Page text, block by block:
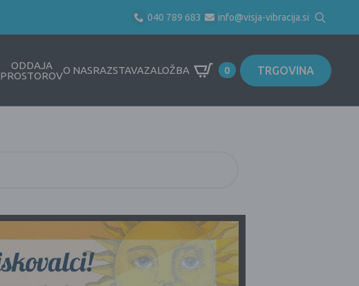
040 789 683 info@visja-vibracija.si
Search
for:
ODDAJA
PROSTOROVO NASRAZSTAVAZALOŽBA 0 TRGOVINA